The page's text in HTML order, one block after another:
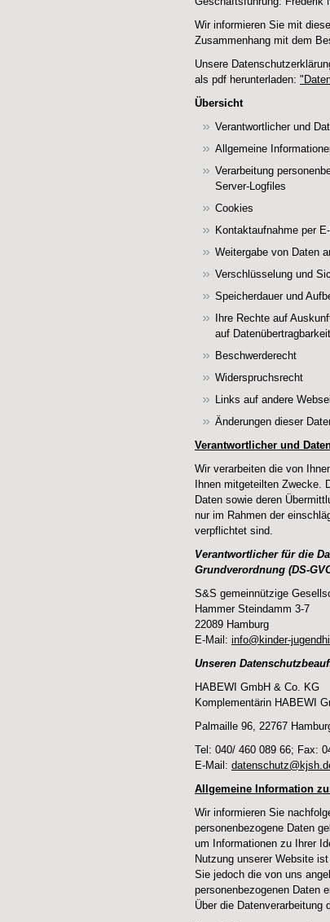
Wir informieren Sie mit
Zusammenhang mit dem
Unsere
als pdf herunterladen:
Übersicht
Verantwortlicher und
Allgemeine
Verarbeitung
Server-Logfiles
Cookies
Kontaktaufnahme per E-
Weitergabe von Daten
Verschlüsselung und
Speicherdauer und
Ihre Rechte auf
auf
Beschwerderecht
Widerspruchsrecht
Links auf andere
Änderungen dieser
Verantwortlicher und
Wir verarbeiten die von
Ihnen mitgeteilten Zwecke.
Daten sowie deren
nur im Rahmen der
verpflichtet sind.
Verantwortlicher für die
Grundverordnung (DS-
S&S gemeinnützige
Hammer Steindamm 3-7
22089 Hamburg
E-Mail: info@kinder-
Unseren
HABEWI GmbH & Co. KG
Komplementärin HABEWI
Palmaille 96, 22767
Tel: 040/ 460 089 66; Fax:
E-Mail:
Allgemeine Information
Wir informieren Sie
personenbezogene Daten
um Informationen zu Ihrer
Nutzung unserer Website
Sie jedoch die von uns
personenbezogenen Daten
Über die Datenverarbeitung